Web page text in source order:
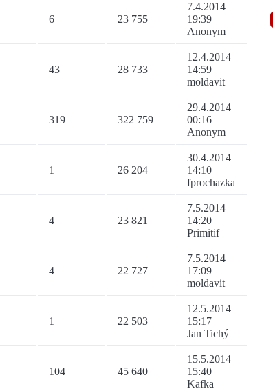
6 23 755
7.4.2014
19:39
Anonym
43 28 733
12.4.2014
14:59
moldavit
319 322 759
29.4.2014
00:16
Anonym
1 26 204
30.4.2014
14:10
fprochazka
4 23 821
7.5.2014
14:20
Primitif
4 22 727
7.5.2014
17:09
moldavit
1 22 503
12.5.2014
15:17
Jan Tichý
104 45 640
15.5.2014
15:40
Kafka